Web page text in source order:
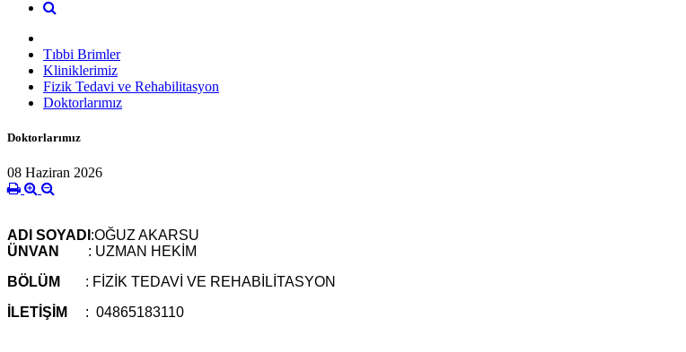
Tıbbi Brimler
Kliniklerimiz
Fizik Tedavi ve Rehabilitasyon
Doktorlarımız
Doktorlarımız
08 Haziran 2026
ADI SOYADI :OĞUZ AKARSU
ÜNVAN
: UZMAN HEKİM
BÖLÜM : FİZİK TEDAVİ VE REHABİLİTASYON
İLETİŞİM
: 04865183110